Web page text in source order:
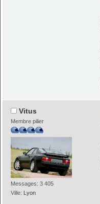
Vitus
Membre pilier
Messages: 3 405
Ville: Lyon